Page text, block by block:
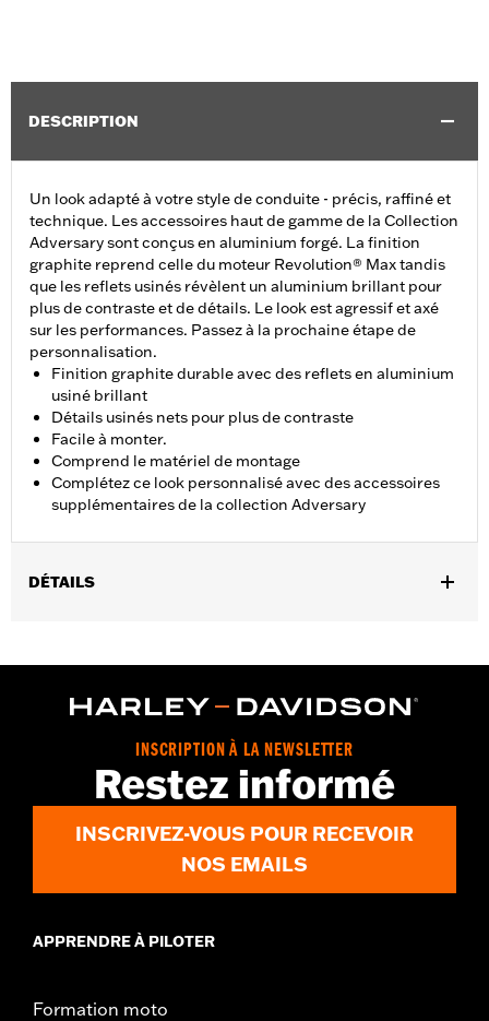
DESCRIPTION
Un look adapté à votre style de conduite - précis, raffiné et
technique. Les accessoires haut de gamme de la Collection
Adversary sont conçus en aluminium forgé. La finition
graphite reprend celle du moteur Revolution® Max tandis
que les reflets usinés révèlent un aluminium brillant pour
plus de contraste et de détails. Le look est agressif et axé
sur les performances. Passez à la prochaine étape de
personnalisation.
Finition graphite durable avec des reflets en aluminium
usiné brillant
Détails usinés nets pour plus de contraste
Facile à monter.
Comprend le matériel de montage
Complétez ce look personnalisé avec des accessoires
supplémentaires de la collection Adversary
DÉTAILS
Collection: Adversary
Médaillon d’embrayage, matériel et instructions
GARANTIE:,,,,,,,,,,,,,,,,,,,,,,,,,,,,,,,,,,,,,,,,,,,,,,,,,,,,,,,,,,,,,,,,,,
INSCRIPTION À LA NEWSLETTER
Restez informé
INSCRIVEZ-VOUS POUR RECEVOIR
NOS EMAILS
APPRENDRE À PILOTER
Formation moto